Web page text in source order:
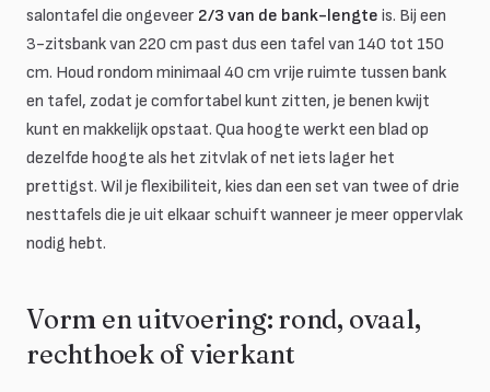
salontafel die ongeveer 2/3 van de bank-lengte is. Bij een
3-zitsbank van 220 cm past dus een tafel van 140 tot 150
cm. Houd rondom minimaal 40 cm vrije ruimte tussen bank
en tafel, zodat je comfortabel kunt zitten, je benen kwijt
kunt en makkelijk opstaat. Qua hoogte werkt een blad op
dezelfde hoogte als het zitvlak of net iets lager het
prettigst. Wil je flexibiliteit, kies dan een set van twee of drie
nesttafels die je uit elkaar schuift wanneer je meer oppervlak
nodig hebt.
Vorm en uitvoering: rond, ovaal,
rechthoek of vierkant